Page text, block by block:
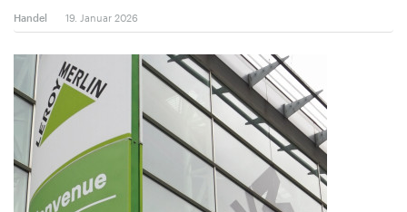
Handel 19. Januar 2026